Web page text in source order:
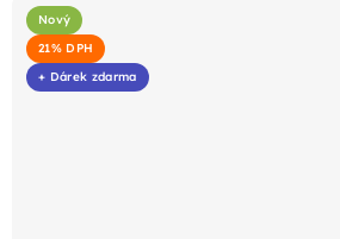
Nový
21% DPH
+ Dárek zdarma